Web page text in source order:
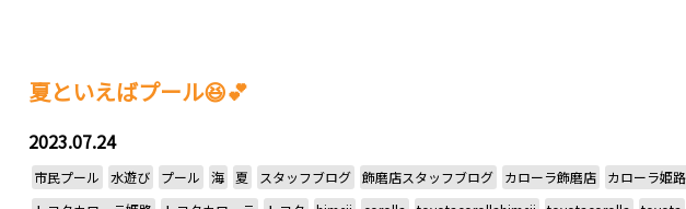
夏といえばプール😆💕
2023.07.24
市民プール 水遊び プール 海 夏 スタッフブログ 飾磨店スタッフブログ カローラ飾磨店
カローラ姫